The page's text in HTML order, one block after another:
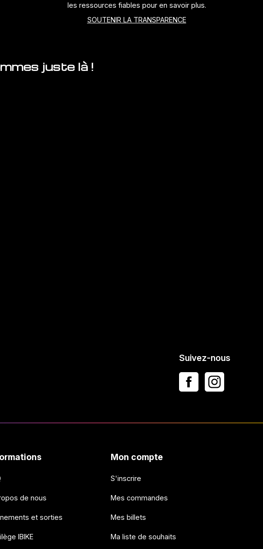
les ressources fiables pour en savoir plus.
SOUTENIR LA TRANSPARENCE
juste là !
Suivez-nous
de nous
et sorties
IBIKE
Mon compte
S'inscrire
Mes commandes
Mes billets
Ma liste de souhaits